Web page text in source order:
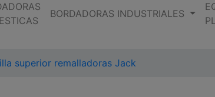
BORDADORAS INDUSTRIALES
superior remalladoras Jack